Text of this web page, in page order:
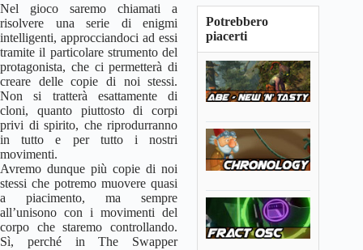
Potrebbero
piacerti
Nel gioco saremo chiamati a
risolvere una serie di enigmi
intelligenti, approcciandoci ad essi
tramite il particolare strumento del
protagonista, che ci permetterà di
creare delle copie di noi stessi.
Non si tratterà esattamente di
cloni, quanto piuttosto di corpi
privi di spirito, che riprodurranno
in tutto e per tutto i nostri
movimenti.
Avremo dunque più copie di noi
stessi che potremo muovere quasi
a piacimento, ma sempre
all’unisono con i movimenti del
corpo che staremo controllando.
Sì, perché in The Swapper